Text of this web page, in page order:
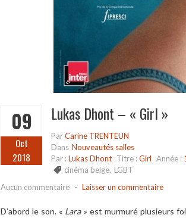
09
Oct
2018
Lukas Dhont – « Girl »
ParCarine TRENTEUN
Dans Nouveautés salles
Par :Lukas Dhont Titre :Girl Année :
cinéma belge, LGBT
Aucun commentaire - Laisser un commentaire
D’abord le son. « Lara» est murmuré plusieurs